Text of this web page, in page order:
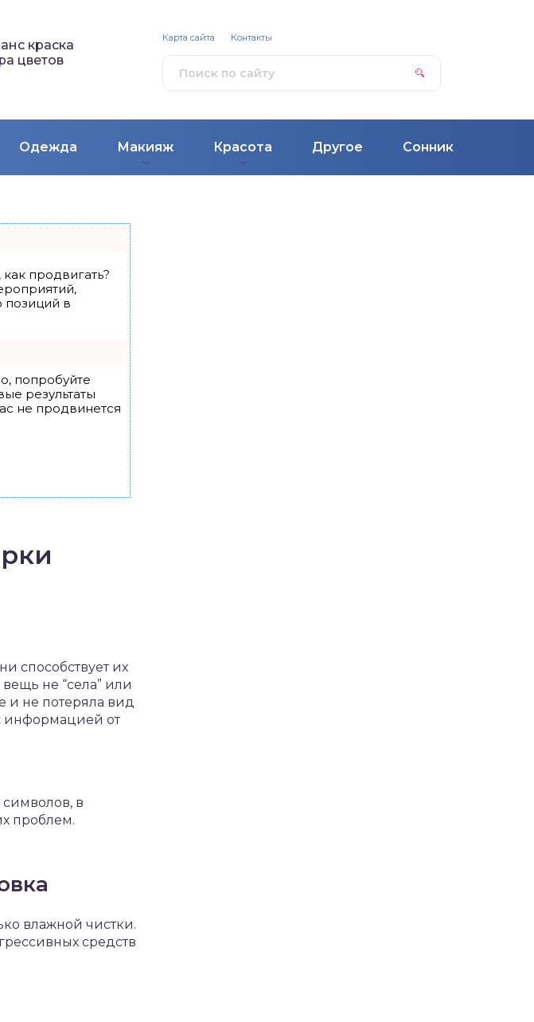
краска
цветов
Одежда Макияж Красота Другое Сонник
Карта сайта Контакты
продвигать?
позиций в
попробуйте
результаты
не продвинется
способствует их
не “села” или
и не потеряла вид
информацией от
в
проблем.
влажной чистки.
средств